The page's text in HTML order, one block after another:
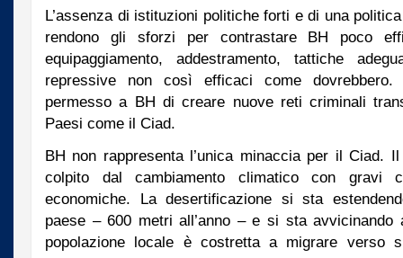
L’assenza di istituzioni politiche forti e di una
rendono gli sforzi per contrastare BH poco
equipaggiamento, addestramento, tattiche
repressive non così efficaci come dovrebbero.
permesso a BH di creare nuove reti criminali
Paesi come il Ciad.
BH non rappresenta l’unica minaccia per il Ciad.
colpito dal cambiamento climatico con gravi
economiche. La desertificazione si sta
paese – 600 metri all’anno – e si sta
popolazione locale è costretta a migrare verso